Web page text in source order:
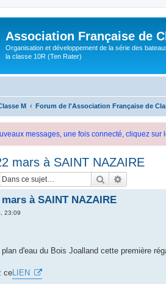
Association Française de
Organisation et développement de la série des
la classe 10R (Ten Rater)
M Forum de l'Association Française de
messages, une fois connecté, cliquez
mars à SAINT NAZAIRE
Rechercher
à SAINT NAZAIRE
23:09
d'eau du Bois Joalland cette première
ceLIEN